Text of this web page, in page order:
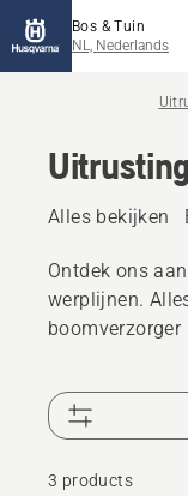
Bos & Tuin
NL, Nederlands
Alles bekijken
Ontdek ons
werplijnen.
boomverzorger
3 products